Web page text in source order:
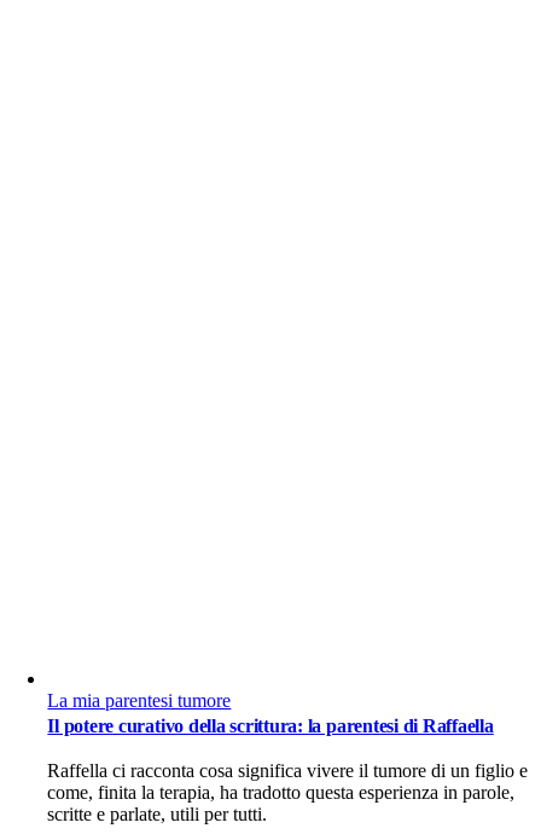
La mia parentesi tumore
Il potere curativo della scrittura: la parentesi di Raffaella
Raffella ci racconta cosa significa vivere il tumore di un figlio e
come, finita la terapia, ha tradotto questa esperienza in parole,
scritte e parlate, utili per tutti.